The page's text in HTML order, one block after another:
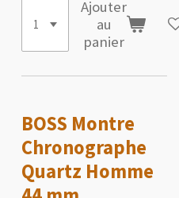
Ajouter
au
panier
BOSS Montre
Chronographe
Quartz Homme